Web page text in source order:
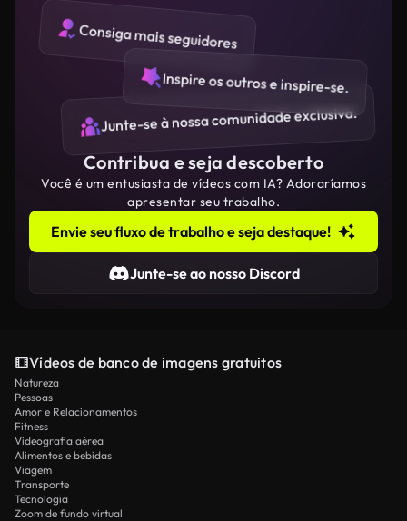
Consiga mais seguidores
Inspire os outros e inspire-se.
Junte-se à nossa comunidade exclusiva.
Contribua e seja descoberto
Você é um entusiasta de vídeos com IA? Adoraríamos
apresentar seu trabalho.
Envie seu fluxo de trabalho e seja destaque!
Junte-se ao nosso Discord
Vídeos de banco de imagens gratuitos
Natureza
Pessoas
Amor e Relacionamentos
Fitness
Videografia aérea
Alimentos e bebidas
Viagem
Transporte
Tecnologia
Zoom de fundo virtual